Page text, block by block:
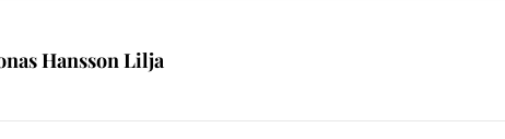
Hansson Lilja